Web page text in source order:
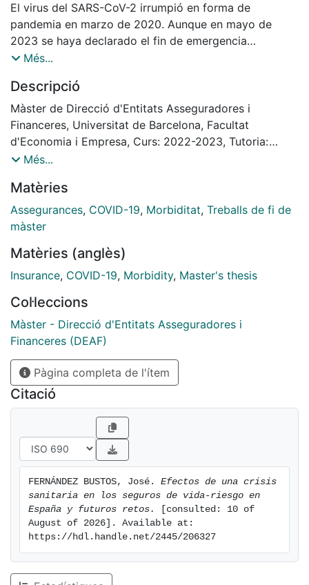
El virus del SARS-CoV-2 irrumpió en forma de
pandemia en marzo de 2020. Aunque en mayo de
2023 se haya declarado el fin de emergencia
internacional, el COVID-19 sigue vivo y es una
el riesgo de revivir la pandemia. En el presente trabajo,
se analiza como la crisis sanitaria del COVID-19 ha
afectado al sector assegurador español, comparando
la situación prepandemia y pospandemia, evaluando
los impactos que ha podido tener, concretamente en
estado de salud de la población y los retos futuros
que ha planteado en la industria aseguradora española
este nuevo escenario.
Més...
Descripció
Màster de Direcció d'Entitats Asseguradores i
Financeres, Universitat de Barcelona, Facultat
d'Economia i Empresa, Curs: 2022-2023, Tutoria:
Susana Torrente Pascual
Més...
Matèries
Assegurances, COVID-19, Morbiditat, Treballs de fi de
màster
Matèries (anglès)
Insurance, COVID-19, Morbidity, Master's thesis
Col·leccions
Màster - Direcció d'Entitats Asseguradores i
Financeres (DEAF)
Pàgina completa de l'ítem
Citació
FERNÁNDEZ BUSTOS, José. Efectos de una crisis
sanitaria en los seguros de vida-riesgo en
España y futuros retos.
[consulted: 10 of
August of 2026]. Available at:
https://hdl.handle.net/2445/206327